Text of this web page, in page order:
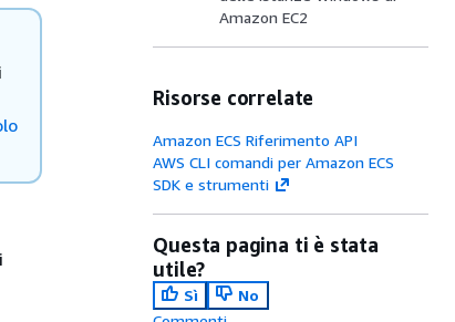
Amazon EC2
Risorse correlate
Amazon ECS Riferimento API
AWS CLI comandi per Amazon ECS
SDK e strumenti
Questa pagina ti è stata
utile?
Sì
No